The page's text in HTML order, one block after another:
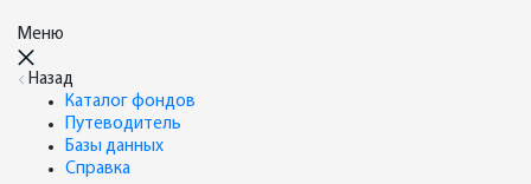
Меню
Назад
Каталог фондов
Путеводитель
Базы данных
Справка